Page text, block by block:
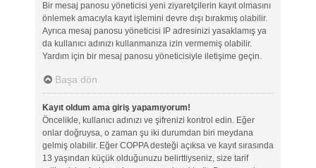
Bir mesaj panosu yöneticisi yeni ziyaretçilerin kayıt olmasını
önlemek amacıyla kayıt işlemini devre dışı bırakmış olabilir.
Ayrıca mesaj panosu yöneticisi IP adresinizi yasaklamış ya
da kullanıcı adınızı kullanmanıza izin vermemiş olabilir.
Yardım için bir mesaj panosu yöneticisiyle iletişime geçin.
Başa dön
Kayıt oldum ama giriş yapamıyorum!
Öncelikle, kullanıcı adınızı ve şifrenizi kontrol edin. Eğer
onlar doğruysa, o zaman şu iki durumdan biri meydana
gelmiş olabilir. Eğer COPPA desteği açıksa ve kayıt sırasında
13 yaşından küçük olduğunuzu belirttiyseniz, size tarif